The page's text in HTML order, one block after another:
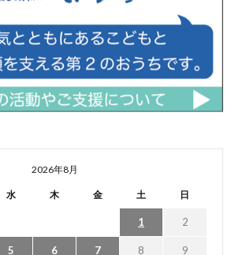
2026年8月
水 木 金 土 日
1 2
5 6 7 8 9